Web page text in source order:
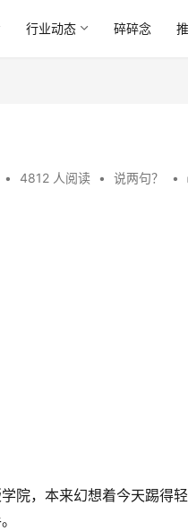
行业动态 碎碎念
• 4812 人阅读 • 说两句？ •
院，本来幻想着今天踢得